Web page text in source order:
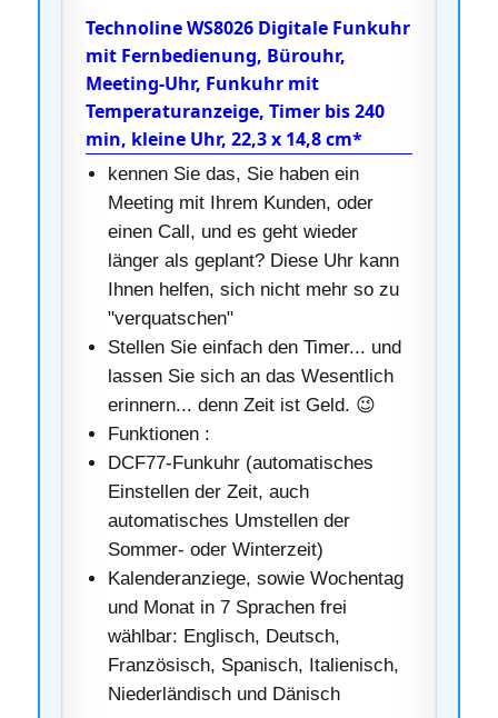
Technoline WS8026 Digitale Funkuhr
mit Fernbedienung, Bürouhr,
Meeting-Uhr, Funkuhr mit
Temperaturanzeige, Timer bis 240
min, kleine Uhr, 22,3 x 14,8 cm*
kennen Sie das, Sie haben ein
Meeting mit Ihrem Kunden, oder
einen Call, und es geht wieder
länger als geplant? Diese Uhr kann
Ihnen helfen, sich nicht mehr so zu
"verquatschen"
Stellen Sie einfach den Timer... und
lassen Sie sich an das Wesentlich
erinnern... denn Zeit ist Geld. 😉
Funktionen :
DCF77-Funkuhr (automatisches
Einstellen der Zeit, auch
automatisches Umstellen der
Sommer- oder Winterzeit)
Kalenderanziege, sowie Wochentag
und Monat in 7 Sprachen frei
wählbar: Englisch, Deutsch,
Französisch, Spanisch, Italienisch,
Niederländisch und Dänisch